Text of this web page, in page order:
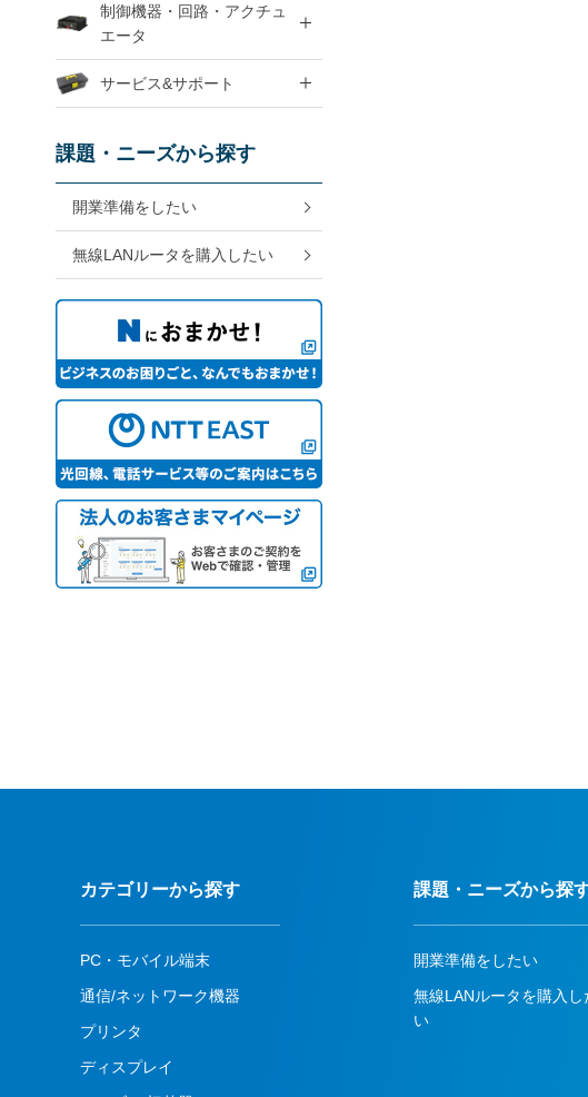
制御機器・回路・アクチュ
エータ
サービス&サポート
課題・ニーズから探す
開業準備をしたい
無線LANルータを購入したい
カテゴリーから探す
PC・モバイル端末
通信/ネットワーク機器
プリンタ
ディスプレイ
課題・ニーズから探
開業準備をしたい
無線LANルータを購入し
い